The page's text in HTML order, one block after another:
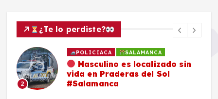
¿Te lo perdiste?
2
POLICIACA SALAMANCA
Masculino es localizado sin
vida en Praderas del Sol
#Salamanca